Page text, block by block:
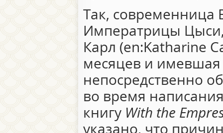
Так, современница
Императрицы
Карл (en:Katharine
месяцев и
непосредственно
во время
книгу With the
указано, что